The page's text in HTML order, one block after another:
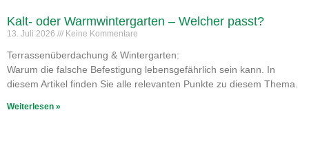
Kalt- oder Warmwintergarten – Welcher passt?
13. Juli 2026 Keine Kommentare
Terrassenüberdachung & Wintergarten:
Warum die falsche Befestigung lebensgefährlich sein kann. In
diesem Artikel finden Sie alle relevanten Punkte zu diesem Thema.
Weiterlesen »